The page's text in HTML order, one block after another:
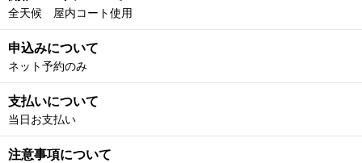
全天候 屋内コート使用
申込みについて
ネット予約のみ
支払いについて
当日お支払い
注意事項について